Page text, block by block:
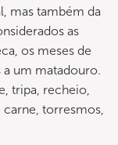
mas também da
as
os meses de
um matadouro.
tripa, recheio,
torresmos,